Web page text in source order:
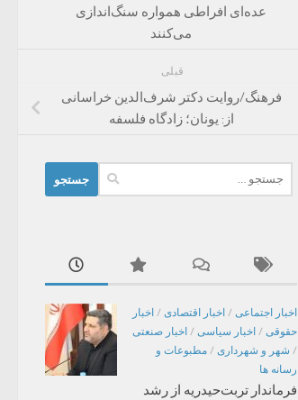
عده‌ای افراطی همواره سنگ‌اندازی
می‌کنند
قبلی
فرهنگ/روایت دکتر شرف‌الدین خراسانی
از: یونان؛ زادگاه فلسفه
برای:
اخبار اجتماعی / اخبار اقتصادی / اخبار
حقوقی / اخبار سیاسی / اخبار صنعتی
/ شهر و شهرداری / مطبوعات و
رسانه ها
فرماندار تربت‌حیدریه از رشد